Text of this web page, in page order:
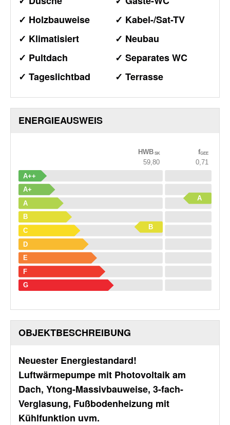
✓ Holzbauweise
✓ Kabel-/Sat-TV
✓ Klimatisiert
✓ Neubau
✓ Pultdach
✓ Separates WC
✓ Tageslichtbad
✓ Terrasse
ENERGIEAUSWEIS
HWB SK
59,80 0,71
fGEE
A++
A+
A
B
C
D
E
F
G
A
B
OBJEKT­BESCHREIBUNG
Neuester Energiestandard!
Luftwärmepumpe mit Photovoltaik am
Dach, Ytong-Massivbauweise, 3-fach-
Verglasung, Fußbodenheizung mit
Kühlfunktion uvm.